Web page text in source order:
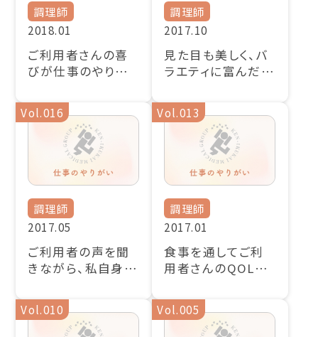
調理師
2018.01
ご利用者さんの喜
びが仕事のやりが
調理師
2017.10
見た目も美しく、バ
ラエティに富んだ食
切磋琢磨したい
Vol.016
調理師
2017.05
ご利用者の声を聞
きながら、私自身も
Vol.013
調理師
2017.01
食事を通してご利
用者さんのQOL向
いきたい
Vol.010 Vol.005